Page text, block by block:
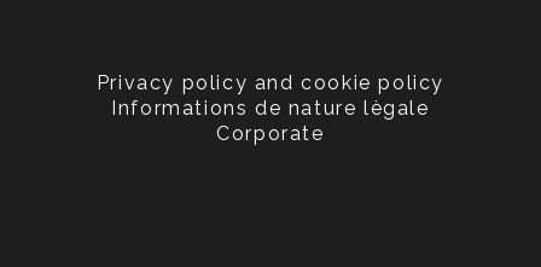
Privacy policy and cookie policy
Informations de nature lègale
Corporate